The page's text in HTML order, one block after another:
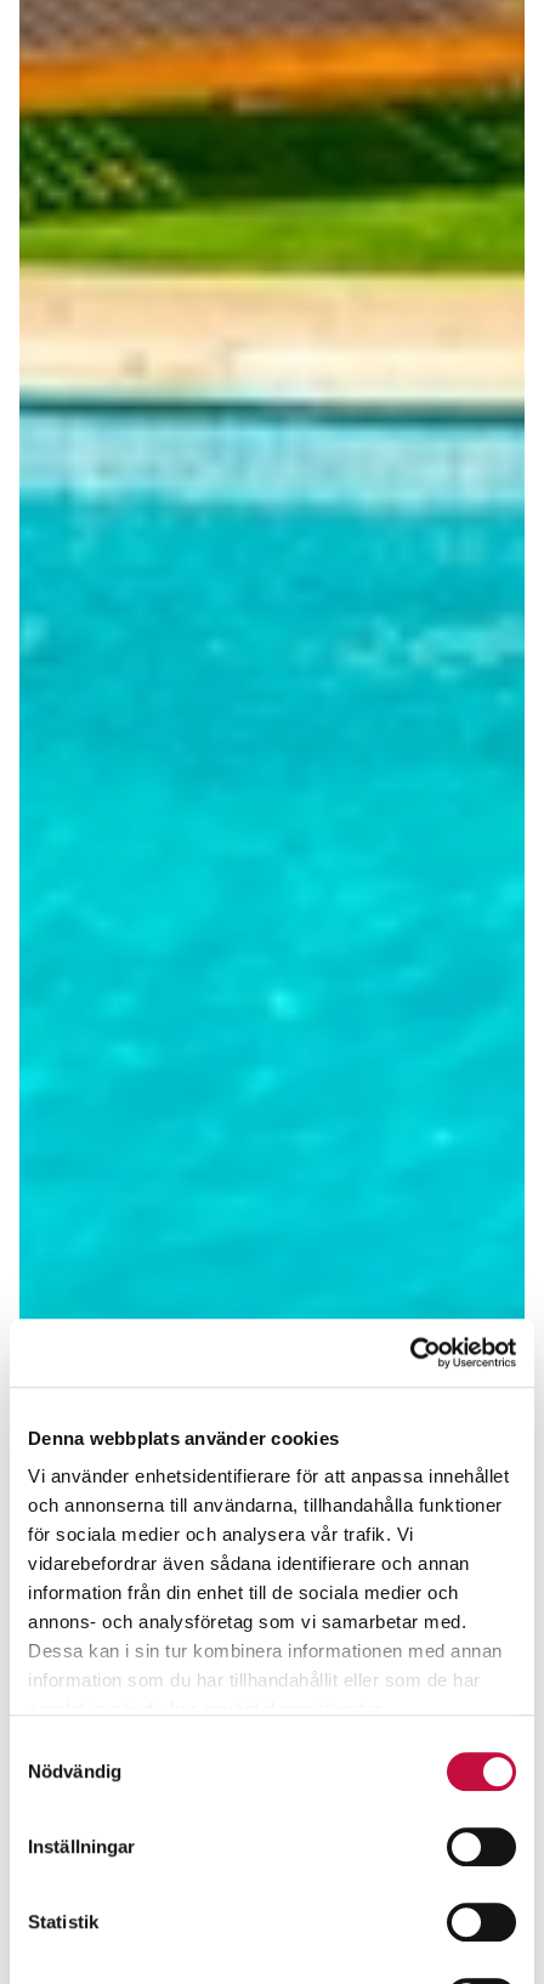
Denna webbplats använder cookies
Vi använder enhetsidentifierare för att anpassa innehållet
och annonserna till användarna, tillhandahålla funktioner
för sociala medier och analysera vår trafik. Vi
vidarebefordrar även sådana identifierare och annan
information från din enhet till de sociala medier och
annons- och analysföretag som vi samarbetar med.
Dessa kan i sin tur kombinera informationen med annan
information som du har tillhandahållit eller som de har
Nödvändig
Inställningar
Statistik